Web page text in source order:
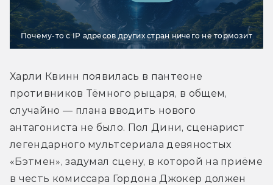
Почему-то с IP адресов других стран ничего не тормозит
Харли Квинн появилась в пантеоне
противников Тёмного рыцаря, в общем,
случайно — плана вводить нового
антагониста не было. Пол Дини, сценарист
легендарного мультсериала девяностых
«Бэтмен», задумал сцену, в которой на приёме
в честь комиссара Гордона Джокер должен